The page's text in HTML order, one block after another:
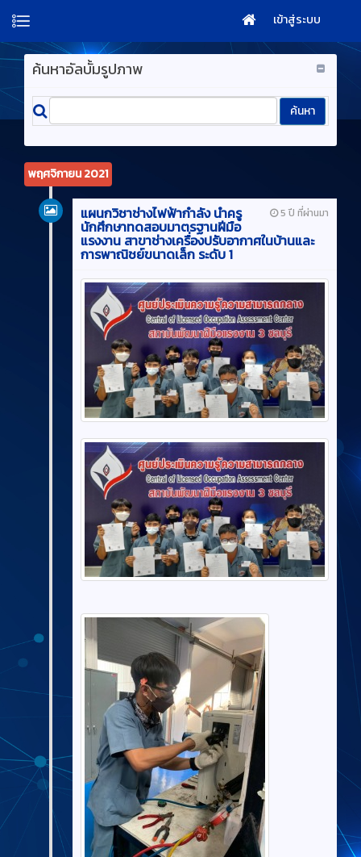
เข้าสู่ระบบ
ค้นหาอัลบั้มรูปภาพ
พฤศจิกายน 2021
5 ปี ที่ผ่านมา
แผนกวิชาช่างไฟฟ้ากำลัง นำครู
นักศึกษาทดสอบมาตรฐานฝีมือ
แรงงาน สาขาช่างเครื่องปรับอากาศในบ้านและ
การพาณิชย์ขนาดเล็ก ระดับ 1